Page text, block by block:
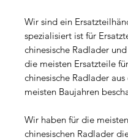
Wir sind ein
spezialisiert ist für
chinesische Radlader
die meisten Ersatzteile für
chinesische Radlader aus
meisten Baujahren
Wir haben für die meisten
chinesischen Radlader